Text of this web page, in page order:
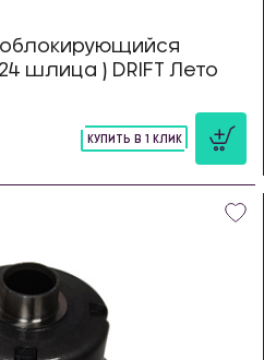
шлица ) DRIFT Лето
КУПИТЬ В 1 КЛИК